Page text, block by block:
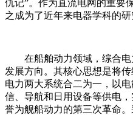
仇记”。作为直流电网的重要
之成为了近年来电器学科的研
在船舶动力领域，综合电
发展方向。其核心思想是将
电力两大系统合二为一，以
信、导航和日用设备等供电
誉为舰船动力的第三次革命